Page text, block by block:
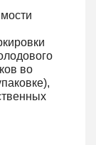
во